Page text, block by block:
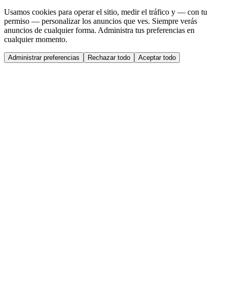
Usamos cookies para operar el sitio, medir el tráfico y — con tu
permiso — personalizar los anuncios que ves. Siempre verás
anuncios de cualquier forma. Administra tus preferencias en
cualquier momento.
Administrar preferencias Rechazar todo Aceptar todo